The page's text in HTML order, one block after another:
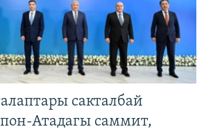
сакталбай
Атадагы саммит,